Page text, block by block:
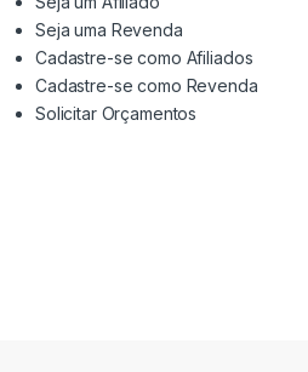
Seja uma Revenda
Cadastre-se como Afiliados
Cadastre-se como Revenda
Solicitar Orçamentos